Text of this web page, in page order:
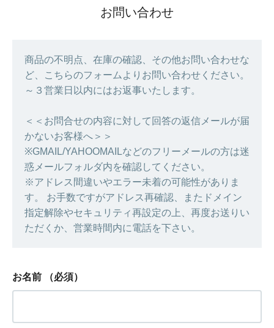
お問い合わせ
商品の不明点、在庫の確認、その他お問い合わせな
ど、こちらのフォームよりお問い合わせください。
～３営業日以内にはお返事いたします。
＜＜お問合せの内容に対して回答の返信メールが届
かないお客様へ＞＞
※GMAIL/YAHOOMAILなどのフリーメールの方は迷
惑メールフォルダ内を確認してください。
※アドレス間違いやエラー未着の可能性がありま
す。 お手数ですがアドレス再確認、またドメイン
指定解除やセキュリティ再設定の上、再度お送りい
ただくか、営業時間内に電話を下さい。
お名前 （必須）